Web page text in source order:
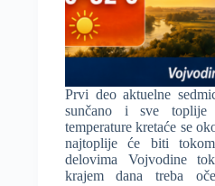
Prvi deo aktuelne
sunčano i sve toplije
temperature kretaće se
najtoplije će biti
delovima Vojvodine
krajem dana treba